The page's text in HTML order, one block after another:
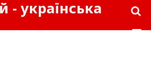
- українська